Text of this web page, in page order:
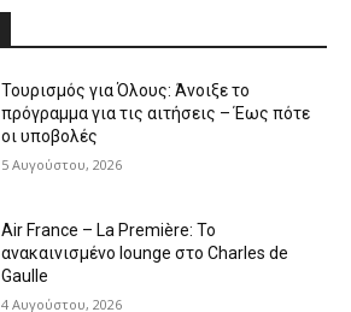
Τουρισμός για Όλους: Άνοιξε το
πρόγραμμα για τις αιτήσεις – Έως πότε
οι υποβολές
5 Αυγούστου, 2026
Air France – La Première: Το
ανακαινισμένο lounge στο Charles de
Gaulle
4 Αυγούστου, 2026